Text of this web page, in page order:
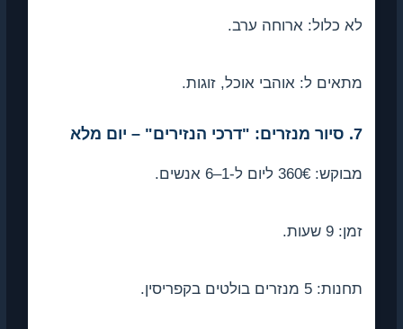
כלול: ארוחה ערב.
ל: אוהבי אוכל, זוגות.
360€ ליום ל-1–6 אנשים.
מנזרים בולטים בקפריסין.